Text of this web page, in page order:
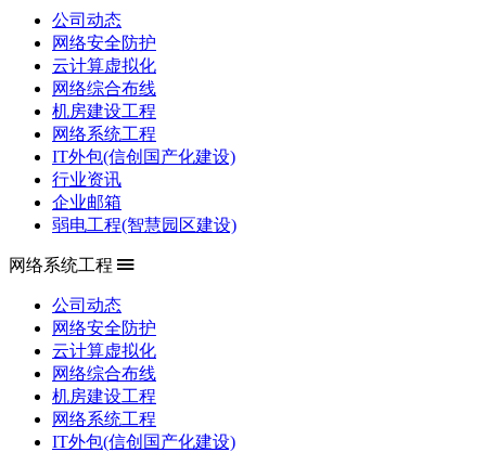
公司动态
网络安全防护
云计算虚拟化
网络综合布线
机房建设工程
网络系统工程
IT外包(信创国产化建设)
行业资讯
企业邮箱
弱电工程(智慧园区建设)
网络系统工程
公司动态
网络安全防护
云计算虚拟化
网络综合布线
机房建设工程
网络系统工程
IT外包(信创国产化建设)